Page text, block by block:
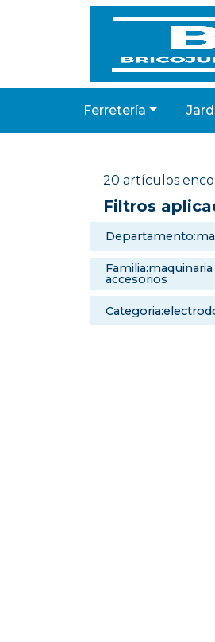
ferretería
20 artículos
Filtros
familia:maquinaria para soldar y
accesorios